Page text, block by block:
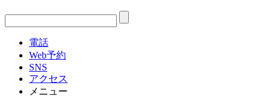
電話
Web予約
SNS
アクセス
メニュー